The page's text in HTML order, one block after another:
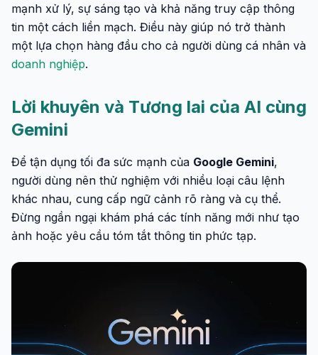
mạnh xử lý, sự sáng tạo và khả năng truy cập thông
tin một cách liền mạch. Điều này giúp nó trở thành
một lựa chọn hàng đầu cho cả người dùng cá nhân và
doanh nghiệp.
Lời khuyên và Tương lai của AI cùng
Gemini
Để tận dụng tối đa sức mạnh của Google Gemini,
người dùng nên thử nghiệm với nhiều loại câu lệnh
khác nhau, cung cấp ngữ cảnh rõ ràng và cụ thể.
Đừng ngần ngại khám phá các tính năng mới như tạo
ảnh hoặc yêu cầu tóm tắt thông tin phức tạp.